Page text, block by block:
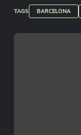
Campeonato
Supercopas da
Reprodução/
TAGS BARCELONA